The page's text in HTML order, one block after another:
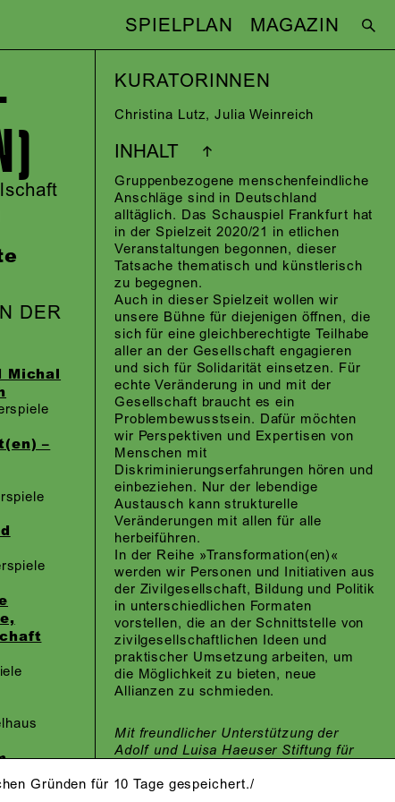
SPIELPLAN MAGAZIN
Gründen für 10 Tage gespeichert./
DER
Michal
–
KURATORINNEN
Christina Lutz,Julia Weinreich
INHALT
Gruppenbezogene menschenfeindliche
Anschläge sind in Deutschland
alltäglich. Das Schauspiel Frankfurt hat
in der Spielzeit 2020/21 in etlichen
Veranstaltungen begonnen, dieser
Tatsache thematisch und künstlerisch
zu begegnen.
Auch in dieser Spielzeit wollen wir
unsere Bühne für diejenigen öffnen, die
sich für eine gleichberechtigte Teilhabe
aller an der Gesellschaft engagieren
und sich für Solidarität einsetzen. Für
echte Veränderung in und mit der
Gesellschaft braucht es ein
Problembewusstsein. Dafür möchten
wir Perspektiven und Expertisen von
Menschen mit
Diskriminierungserfahrungen hören und
einbeziehen. Nur der lebendige
Austausch kann strukturelle
Veränderungen mit allen für alle
herbeiführen.
In der Reihe »Transformation(en)«
werden wir Personen und Initiativen aus
der Zivilgesellschaft, Bildung und Politik
in unterschiedlichen Formaten
vorstellen, die an der Schnittstelle von
zivilgesellschaftlichen Ideen und
praktischer Umsetzung arbeiten, um
die Möglichkeit zu bieten, neue
Allianzen zu schmieden.
Mit freundlicher Unterstützung der
Adolf und Luisa Haeuser Stiftung für
Fazit-Stiftung.